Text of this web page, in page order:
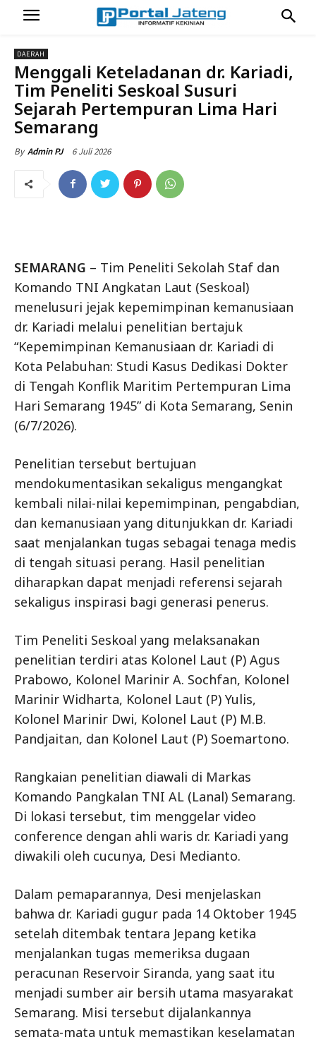
DAERAH
Menggali Keteladanan dr. Kariadi,
Tim Peneliti Seskoal Susuri
Sejarah Pertempuran Lima Hari
Semarang
By Admin PJ 6 Juli 2026
SEMARANG – Tim Peneliti Sekolah Staf dan
Komando TNI Angkatan Laut (Seskoal)
menelusuri jejak kepemimpinan kemanusiaan
dr. Kariadi melalui penelitian bertajuk
“Kepemimpinan Kemanusiaan dr. Kariadi di
Kota Pelabuhan: Studi Kasus Dedikasi Dokter
di Tengah Konflik Maritim Pertempuran Lima
Hari Semarang 1945” di Kota Semarang, Senin
(6/7/2026).
Penelitian tersebut bertujuan
mendokumentasikan sekaligus mengangkat
kembali nilai-nilai kepemimpinan, pengabdian,
dan kemanusiaan yang ditunjukkan dr. Kariadi
saat menjalankan tugas sebagai tenaga medis
di tengah situasi perang. Hasil penelitian
diharapkan dapat menjadi referensi sejarah
sekaligus inspirasi bagi generasi penerus.
Tim Peneliti Seskoal yang melaksanakan
penelitian terdiri atas Kolonel Laut (P) Agus
Prabowo, Kolonel Marinir A. Sochfan, Kolonel
Marinir Widharta, Kolonel Laut (P) Yulis,
Kolonel Marinir Dwi, Kolonel Laut (P) M.B.
Pandjaitan, dan Kolonel Laut (P) Soemartono.
Rangkaian penelitian diawali di Markas
Komando Pangkalan TNI AL (Lanal) Semarang.
Di lokasi tersebut, tim menggelar video
conference dengan ahli waris dr. Kariadi yang
diwakili oleh cucunya, Desi Medianto.
Dalam pemaparannya, Desi menjelaskan
bahwa dr. Kariadi gugur pada 14 Oktober 1945
setelah ditembak tentara Jepang ketika
menjalankan tugas memeriksa dugaan
peracunan Reservoir Siranda, yang saat itu
menjadi sumber air bersih utama masyarakat
Semarang. Misi tersebut dijalankannya
semata-mata untuk memastikan keselamatan